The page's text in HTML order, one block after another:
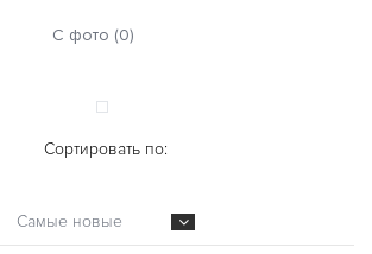
С фото (0)
Сортировать по:
Самые новые